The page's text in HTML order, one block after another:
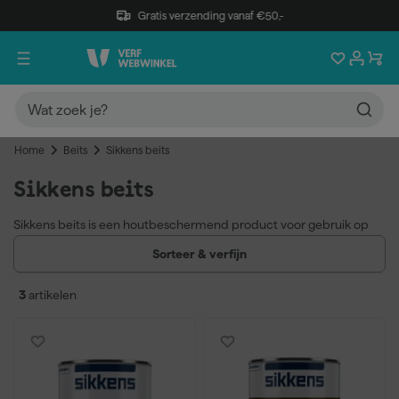
Gratis verzending vanaf €50,-
Home Beits Sikkens beits
Sikkens beits
Sikkens beits is een houtbeschermend product voor gebruik op
hout binnen en buiten. Het assortiment omvat dekkende en
transparante uitvoeringen in een ruim kleurenpalet, geschikt voor
Geschikt voor binnen en buiten
Voor professioneel en particulier gebruik
Sorteer & verfijn
3 artikelen